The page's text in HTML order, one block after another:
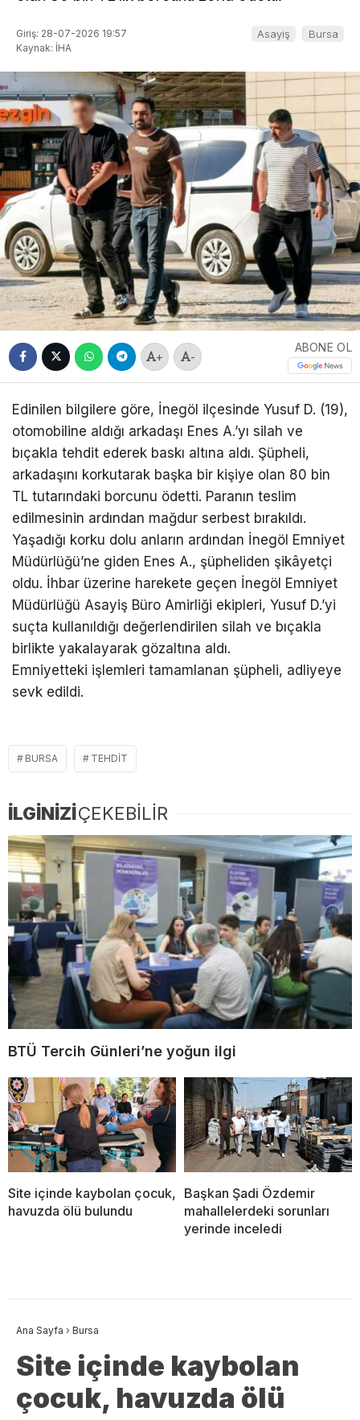
Giriş: 28-07-2026 19:57
Kaynak: İHA
Asayiş Bursa
+ -
ABONE OL
Edinilen bilgilere göre, İnegöl ilçesinde Yusuf D. (19),
otomobiline aldığı arkadaşı Enes A.’yı silah ve
bıçakla tehdit ederek baskı altına aldı. Şüpheli,
arkadaşını korkutarak başka bir kişiye olan 80 bin
TL tutarındaki borcunu ödetti. Paranın teslim
edilmesinin ardından mağdur serbest bırakıldı.
Yaşadığı korku dolu anların ardından İnegöl Emniyet
Müdürlüğü’ne giden Enes A., şüpheliden şikâyetçi
oldu. İhbar üzerine harekete geçen İnegöl Emniyet
Müdürlüğü Asayiş Büro Amirliği ekipleri, Yusuf D.’yi
suçta kullanıldığı değerlendirilen silah ve bıçakla
birlikte yakalayarak gözaltına aldı.
Emniyetteki işlemleri tamamlanan şüpheli, adliyeye
sevk edildi.
BURSA TEHDIT
İLGİNİZİÇEKEBİLİR
BTÜ Tercih Günleri’ne yoğun ilgi
Site içinde kaybolan çocuk,
havuzda ölü bulundu
Başkan Şadi Özdemir
mahallelerdeki sorunları
yerinde inceledi
Ana Sayfa › Bursa
Site içinde kaybolan
çocuk, havuzda ölü